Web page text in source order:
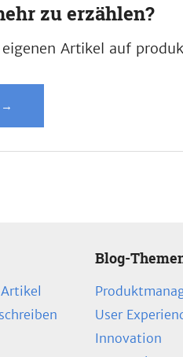
zu erzählen?
Artikel auf
→
Blog-
User
Innovation